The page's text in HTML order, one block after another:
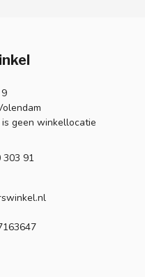
geen winkellocatie
303 91